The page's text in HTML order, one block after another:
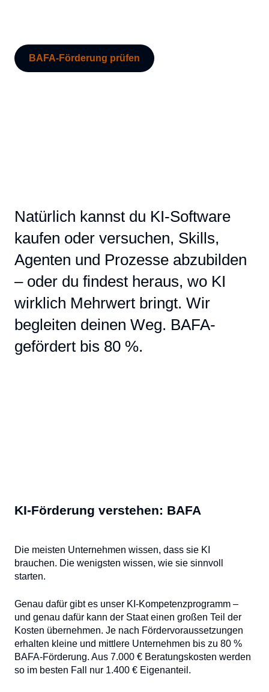
BAFA-Förderung prüfen
Natürlich kannst du KI-Software
kaufen oder versuchen, Skills,
Agenten und Prozesse abzubilden
– oder du findest heraus, wo KI
wirklich Mehrwert bringt. Wir
begleiten deinen Weg. BAFA-
gefördert bis 80 %.
KI-Förderung verstehen: BAFA
Die meisten Unternehmen wissen, dass sie KI
brauchen. Die wenigsten wissen, wie sie sinnvoll
starten.
Genau dafür gibt es unser KI-Kompetenzprogramm –
und genau dafür kann der Staat einen großen Teil der
Kosten übernehmen. Je nach Fördervoraussetzungen
erhalten kleine und mittlere Unternehmen bis zu 80 %
BAFA-Förderung. Aus 7.000 € Beratungskosten werden
so im besten Fall nur 1.400 € Eigenanteil.